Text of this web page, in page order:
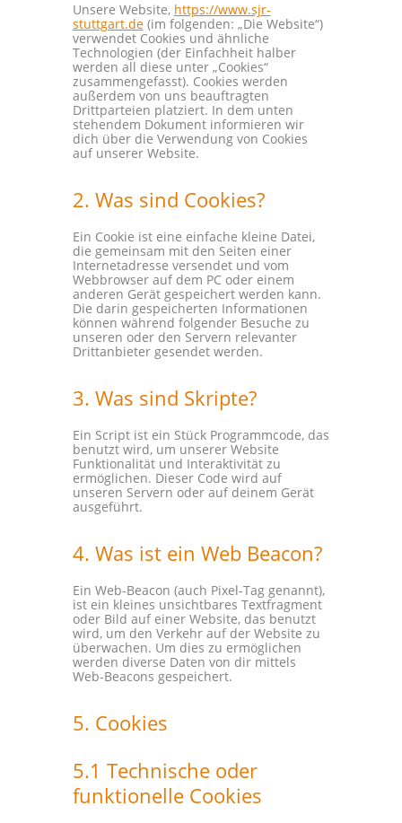
Unsere Website, https://www.sjr-
stuttgart.de(im folgenden: „Die Website“)
verwendet Cookies und ähnliche
Technologien (der Einfachheit halber
werden all diese unter „Cookies“
zusammengefasst). Cookies werden
außerdem von uns beauftragten
Drittparteien platziert. In dem unten
stehendem Dokument informieren wir
dich über die Verwendung von Cookies
auf unserer Website.
2. Was sind Cookies?
Ein Cookie ist eine einfache kleine Datei,
die gemeinsam mit den Seiten einer
Internetadresse versendet und vom
Webbrowser auf dem PC oder einem
anderen Gerät gespeichert werden kann.
Die darin gespeicherten Informationen
können während folgender Besuche zu
unseren oder den Servern relevanter
Drittanbieter gesendet werden.
3. Was sind Skripte?
Ein Script ist ein Stück Programmcode, das
benutzt wird, um unserer Website
Funktionalität und Interaktivität zu
ermöglichen. Dieser Code wird auf
unseren Servern oder auf deinem Gerät
ausgeführt.
4. Was ist ein Web Beacon?
Ein Web-Beacon (auch Pixel-Tag genannt),
ist ein kleines unsichtbares Textfragment
oder Bild auf einer Website, das benutzt
wird, um den Verkehr auf der Website zu
überwachen. Um dies zu ermöglichen
werden diverse Daten von dir mittels
Web-Beacons gespeichert.
5. Cookies
5.1 Technische oder
funktionelle Cookies